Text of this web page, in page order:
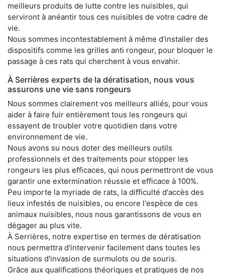
meilleurs produits de lutte contre les nuisibles, qui
serviront à anéantir tous ces nuisibles de votre cadre de
vie.
Nous sommes incontestablement à même d'installer des
dispositifs comme les grilles anti rongeur, pour bloquer le
passage à ces rats qui cherchent à vous envahir.
À Serrières experts de la dératisation, nous vous
assurons une vie sans rongeurs
Nous sommes clairement vos meilleurs alliés, pour vous
aider à faire fuir entièrement tous les rongeurs qui
essayent de troubler votre quotidien dans votre
environnement de vie.
Nous avons su nous doter des meilleurs outils
professionnels et des traitements pour stopper les
rongeurs les plus efficaces, qui nous permettront de vous
garantir une extermination réussie et efficace à 100%.
Peu importe la myriade de rats, la difficulté d'accès des
lieux infestés de nuisibles, ou encore l'espèce de ces
animaux nuisibles, nous nous garantissons de vous en
dégager au plus vite.
À Serrières, notre expertise en termes de dératisation
nous permettra d'intervenir facilement dans toutes les
situations d'invasion de surmulots ou de souris.
Grâce aux qualifications théoriques et pratiques de nos